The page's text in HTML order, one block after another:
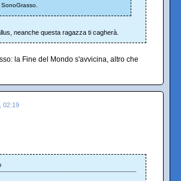
neanche questa ragazza ti cagherà.
la Fine del Mondo s'avvicina, altro che
02:19